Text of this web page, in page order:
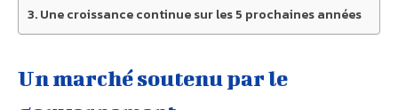
Une croissance continue sur les 5 prochaines années
Un marché soutenu par le